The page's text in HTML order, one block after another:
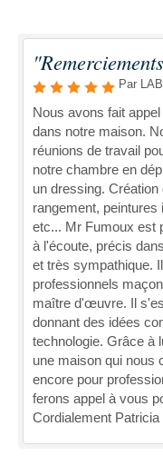
Par
Nous avons fait
dans notre maison.
réunions de travail
notre chambre en
un dressing.
rangement,
etc... Mr Fumoux est
à l'écoute, précis
et très sympathique.
professionnels
maître d'œuvre. Il
donnant des idées
technologie. Grâce à
une maison qui nous
encore pour
ferons appel à vous
Cordialement